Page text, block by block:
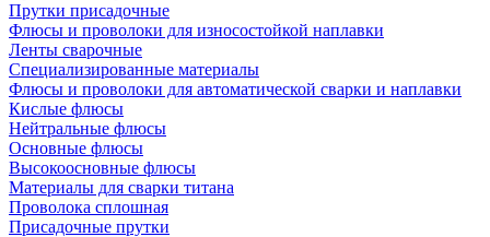
Прутки присадочные
Флюсы и проволоки для износостойкой наплавки
Ленты сварочные
Специализированные материалы
Флюсы и проволоки для автоматической сварки и наплавки
Кислые флюсы
Нейтральные флюсы
Основные флюсы
Высокоосновные флюсы
Материалы для сварки титана
Проволока сплошная
Присадочные прутки